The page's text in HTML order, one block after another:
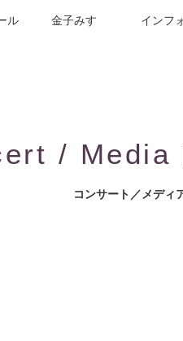
ル 金子みすゞ インフ
/ Media
コンサート／メディ